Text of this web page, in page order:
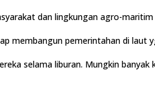
dan lingkungan agro-
membangun pemerintahan di laut
selama liburan. Mungkin